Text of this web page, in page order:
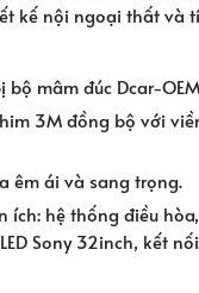
kế nội ngoại thất và
bộ mâm đúc Dcar-
3M đồng bộ với
êm ái và sang trọng.
ích: hệ thống điều
Sony 32inch, kết